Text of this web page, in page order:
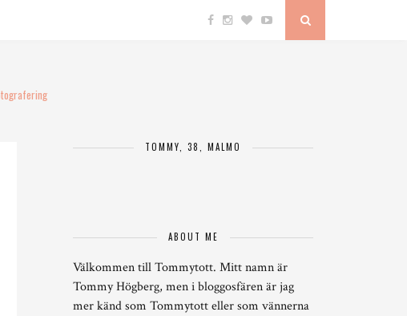
TOMMY, 38, MALMÖ
ABOUT ME
Välkommen till Tommytott. Mitt namn är
Tommy Högberg, men i bloggosfären är jag
mer känd som Tommytott eller som vännerna